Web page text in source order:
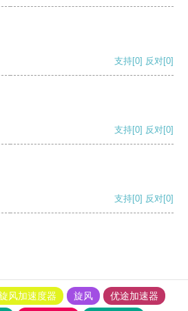
支持[0] 反对[0]
支持[0] 反对[0]
支持[0] 反对[0]
风加速度器 旋风
优途加速器